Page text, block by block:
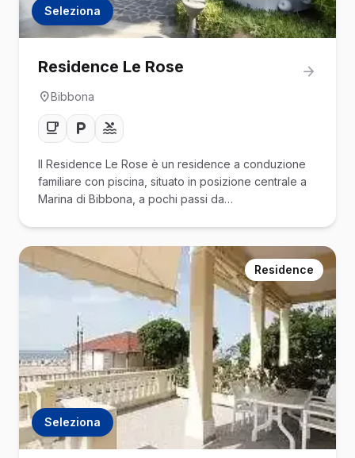
Seleziona
Residence Le Rose
Bibbona
Il Residence Le Rose è un residence a conduzione
familiare con piscina, situato in posizione centrale a
Marina di Bibbona, a pochi passi da…
Residence
Seleziona